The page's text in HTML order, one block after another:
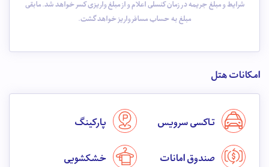
شرایط و مبلغ جریمه در زمان کنسلی اعلام و از مبلغ واریزی کسر خواهد شد. مابقی
مبلغ به حساب مسافر واریز خواهد گشت.
امکانات هتل
تاکسی سرویس پارکینگ
صندوق امانات خشکشویی